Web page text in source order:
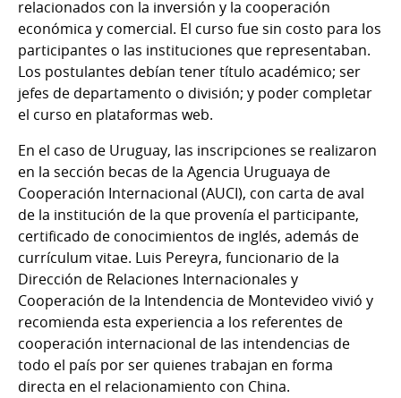
relacionados con la inversión y la cooperación
económica y comercial. El curso fue sin costo para los
participantes o las instituciones que representaban.
Los postulantes debían tener título académico; ser
jefes de departamento o división; y poder completar
el curso en plataformas web.
En el caso de Uruguay, las inscripciones se realizaron
en la sección becas de la Agencia Uruguaya de
Cooperación Internacional (AUCI), con carta de aval
de la institución de la que provenía el participante,
certificado de conocimientos de inglés, además de
currículum vitae. Luis Pereyra, funcionario de la
Dirección de Relaciones Internacionales y
Cooperación de la Intendencia de Montevideo vivió y
recomienda esta experiencia a los referentes de
cooperación internacional de las intendencias de
todo el país por ser quienes trabajan en forma
directa en el relacionamiento con China.